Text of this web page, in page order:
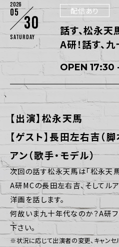
2026
05
30
Saturday
配信あり
話す、松永天
A研！話す、
OPEN 17:30
【出演】松永天馬
【ゲスト】長田左右吉（
アン（歌手・モデル）
次回の話す松永天馬は「松永天
A研MCの長田左右吉、そしてル
洋画を話します。
何故いま九十年代なのか？A研
下さい。
※状況に応じて出演者の変更、キャンセ